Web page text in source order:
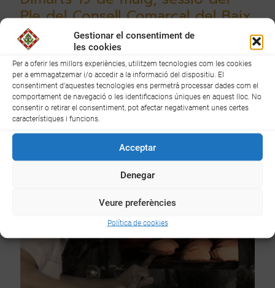
Gestionar el consentiment de
les cookies
Per a oferir les millors experiències, utilitzem tecnologies com les cookies
per a emmagatzemar i/o accedir a la informació del dispositiu. El
consentiment d'aquestes tecnologies ens permetrà processar dades com el
comportament de navegació o les identificacions úniques en aquest lloc. No
consentir o retirar el consentiment, pot afectar negativament unes certes
característiques i funcions.
Acceptar
Denegar
Veure preferències
Política de cookies
Ple del Consell Comarcal del Baix
Camp
Consell Comarcal del Baix Camp, a les 18 hores. La sessió serà
presencial al Saló de Plens de l'ens comarcal (carrer del Dr. Ferran,
8 de Reus) i es podrà seguir online pel canal de youtube del Consell
Comarcal.
15 Llegir més